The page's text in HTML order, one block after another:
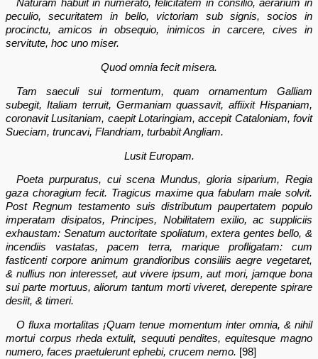
peculio, securitatem in bello, victoriam sub signis, socios in
procinctu, amicos in obsequio, inimicos in carcere, cives in
servitute, hoc uno miser.
Quod omnia fecit misera.
Tam saeculi sui tormentum, quam ornamentum Galliam
subegit, Italiam terruit, Germaniam quassavit, affiixit Hispaniam,
coronavit Lusitaniam, caepit Lotaringiam, accepit Cataloniam, fovit
Sueciam, truncavi, Flandriam, turbabit Angliam.
Lusit Europam.
Poeta purpuratus, cui scena Mundus, gloria siparium, Regia
gaza choragium fecit. Tragicus maxime qua fabulam male solvit.
Post Regnum testamento suis distributum paupertatem populo
imperatam disipatos, Principes, Nobilitatem exilio, ac suppliciis
exhaustam: Senatum auctoritate spoliatum, extera gentes bello, &
incendiis vastatas, pacem terra, marique profligatam: cum
fasticenti corpore animum grandioribus consiliis aegre vegetaret,
& nullius non interesset, aut vivere ipsum, aut mori, jamque bona
sui parte mortuus, aliorum tantum morti viveret, derepente spirare
desiit, & timeri.
O fluxa mortalitas ¡Quam tenue momentum inter omnia, & nihil
mortui corpus rheda extulit, sequuti pendites, equitesque magno
numero, faces praetulerunt ephebi, crucem nemo. [98]